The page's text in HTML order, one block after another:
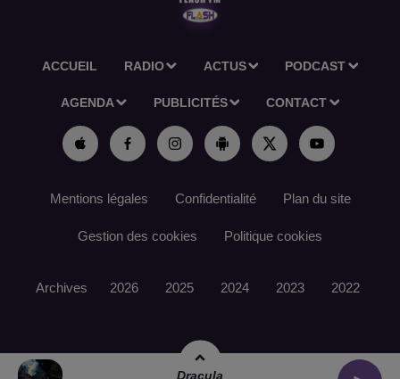
Dracula
ACCUEIL RADIO ACTUS PODCAST
AGENDA PUBLICITÉS CONTACT
Mentions légales Confidentialité Plan du site
Gestion des cookies Politique cookies
Archives 2026 2025 2024 2023 2022